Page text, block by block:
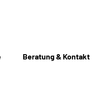
Beratung & Kontakt